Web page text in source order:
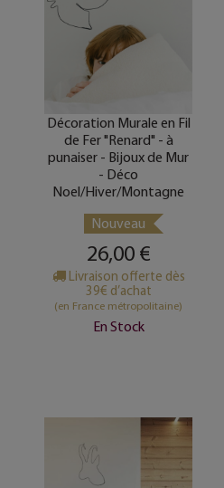
Décoration Murale en Fil
de Fer "Renard" - à
punaiser - Bijoux de Mur
- Déco
Noel/Hiver/Montagne
Nouveau
26,00 €
Livraison offerte dès
39€ d’achat
(en France métropolitaine)
En Stock